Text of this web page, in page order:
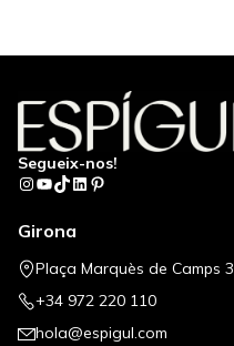
+
Segueix-nos!
Instagram
YouTube
TikTok
LinkedIn
Pinterest
Girona
Plaça Marquès de Camps 3
+34 972 220 110
hola@espigul.com